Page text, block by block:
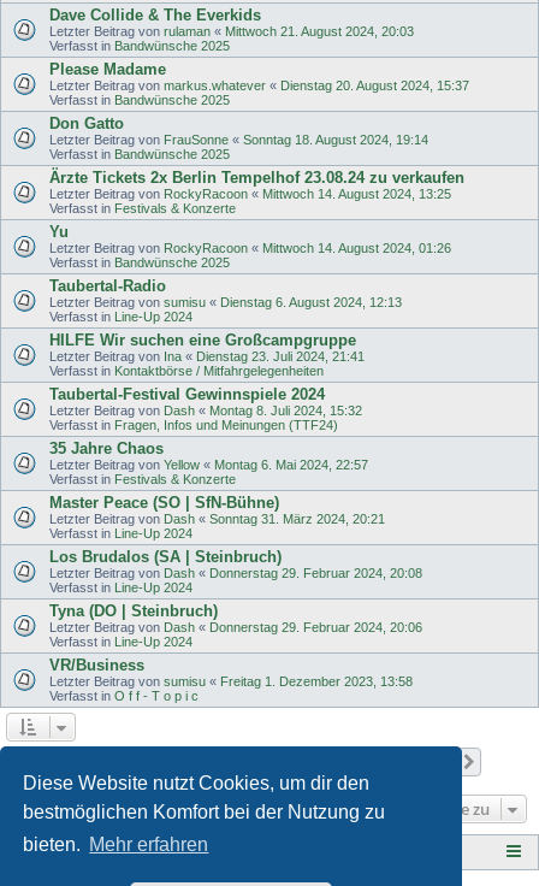
Diese Website nutzt Cookies, um dir den
bestmöglichen Komfort bei der Nutzung zu
bieten. Mehr erfahren
Dave Collide & The Everkids
Letzter Beitrag von rulaman « Mittwoch 21. August 2024, 20:03
Verfasst in Bandwünsche 2025
Please Madame
Letzter Beitrag von markus.whatever « Dienstag 20. August 2024, 15:37
Verfasst in Bandwünsche 2025
Don Gatto
Letzter Beitrag von FrauSonne « Sonntag 18. August 2024, 19:14
Verfasst in Bandwünsche 2025
Ärzte Tickets 2x Berlin Tempelhof 23.08.24 zu verkaufen
Letzter Beitrag von RockyRacoon « Mittwoch 14. August 2024, 13:25
Verfasst in Festivals & Konzerte
Yu
Letzter Beitrag von RockyRacoon « Mittwoch 14. August 2024, 01:26
Verfasst in Bandwünsche 2025
Taubertal-Radio
Letzter Beitrag von sumisu « Dienstag 6. August 2024, 12:13
Verfasst in Line-Up 2024
HILFE Wir suchen eine Großcampgruppe
Letzter Beitrag von Ina « Dienstag 23. Juli 2024, 21:41
Verfasst in Kontaktbörse / Mitfahrgelegenheiten
Taubertal-Festival Gewinnspiele 2024
Letzter Beitrag von Dash « Montag 8. Juli 2024, 15:32
Verfasst in Fragen, Infos und Meinungen (TTF24)
35 Jahre Chaos
Letzter Beitrag von Yellow « Montag 6. Mai 2024, 22:57
Verfasst in Festivals & Konzerte
Master Peace (SO | SfN-Bühne)
Letzter Beitrag von Dash « Sonntag 31. März 2024, 20:21
Verfasst in Line-Up 2024
Los Brudalos (SA | Steinbruch)
Letzter Beitrag von Dash « Donnerstag 29. Februar 2024, 20:08
Verfasst in Line-Up 2024
Tyna (DO | Steinbruch)
Letzter Beitrag von Dash « Donnerstag 29. Februar 2024, 20:06
Verfasst in Line-Up 2024
VR/Business
Letzter Beitrag von sumisu « Freitag 1. Dezember 2023, 13:58
Verfasst in O f f - T o p i c
Gehe zu
Tauberplanscher-Forum.de